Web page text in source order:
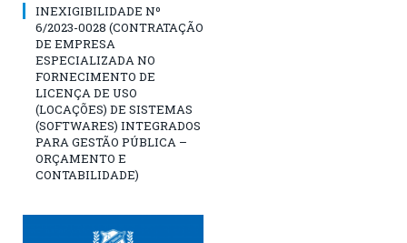
INEXIGIBILIDADE Nº
6/2023-0028 (CONTRATAÇÃO
DE EMPRESA
ESPECIALIZADA NO
FORNECIMENTO DE
LICENÇA DE USO
(LOCAÇÕES) DE SISTEMAS
(SOFTWARES) INTEGRADOS
PARA GESTÃO PÚBLICA –
ORÇAMENTO E
CONTABILIDADE)